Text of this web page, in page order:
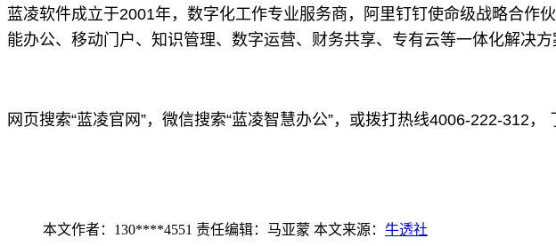
蓝凌软件成立于2001年，数字化工作专业服务商，阿里钉钉使命级战略合
能办公、移动门户、知识管理、数字运营、财务共享、专有云等一体化解决
网页搜索“蓝凌官网”，微信搜索“蓝凌智慧办公”，或拨打热线4006-222-312
本文作者：130****4551 责任编辑：马亚蒙 本文来源： 牛透社